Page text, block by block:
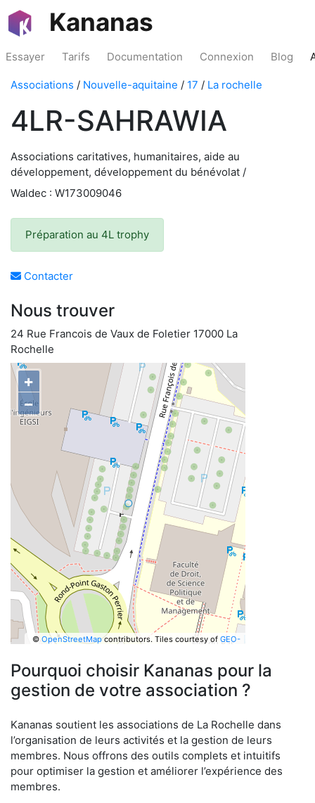
Kananas
Essayer Tarifs Documentation Connexion Blog
Associations / Nouvelle-aquitaine / 17 / La rochelle
4LR-SAHRAWIA
Associations caritatives, humanitaires, aide au
développement, développement du bénévolat /
Waldec : W173009046
Préparation au 4L trophy
Contacter
Nous trouver
24 Rue Francois de Vaux de Foletier 17000 La
Rochelle
+
−
© OpenStreetMapcontributors. Tiles courtesy of GEO-
Pourquoi choisir Kananas pour la
gestion de votre association ?
Kananas soutient les associations de La Rochelle dans
l’organisation de leurs activités et la gestion de leurs
membres. Nous offrons des outils complets et intuitifs
pour optimiser la gestion et améliorer l’expérience des
membres.